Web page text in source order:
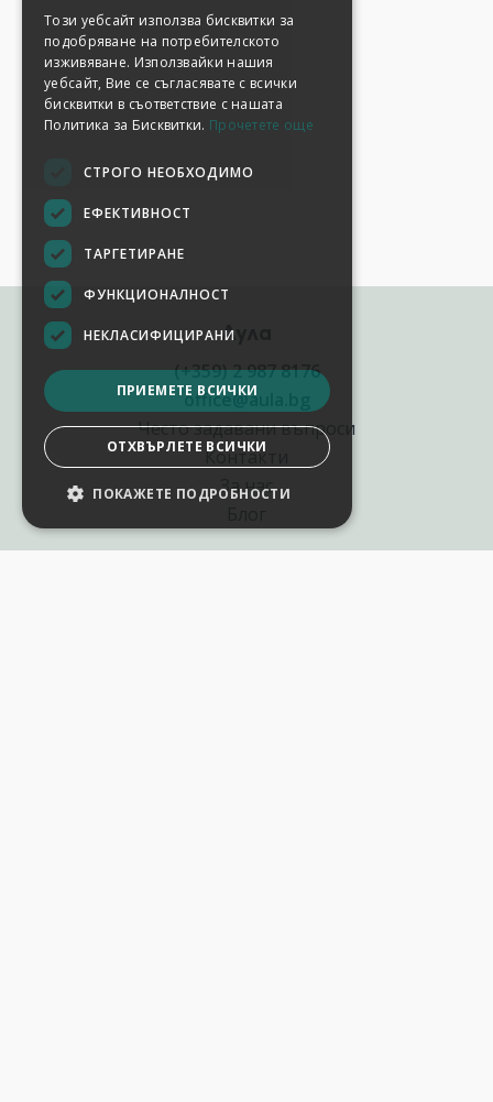
Аула
(+359) 2 987 8176
office@aula.bg
Често задавани въпроси
Контакти
За нас
Този уебсайт използва бисквитки за
подобряване на потребителското
изживяване. Използвайки нашия
уебсайт, Вие се съгласявате с всички
бисквитки в съответствие с нашата
Политика за Бисквитки. Прочетете още
СТРОГО НЕОБХОДИМО
ЕФЕКТИВНОСТ
ТАРГЕТИРАНЕ
ФУНКЦИОНАЛНОСТ
НЕКЛАСИФИЦИРАНИ
ПРИЕМЕТЕ ВСИЧКИ
ОТХВЪРЛЕТЕ ВСИЧКИ
ПОКАЖЕТЕ ПОДРОБНОСТИ